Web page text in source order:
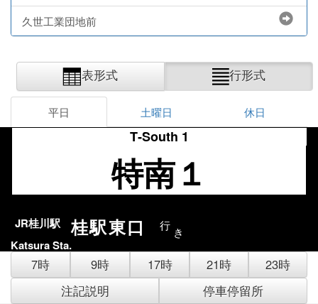
久世工業団地前
表形式 行形式
平日 土曜日 休日
T‐South 1
特南１
JR桂川駅 桂駅東口 行 き
Katsura Sta.
7時 9時 17時 21時
23時
注記説明
停車停留所